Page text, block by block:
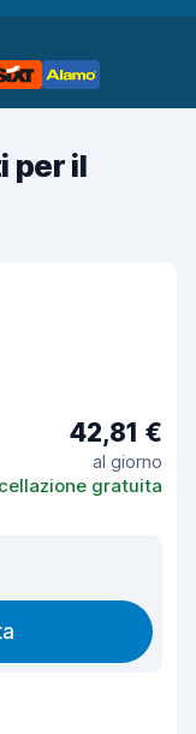
per il
42,81 €
al giorno
gratuita